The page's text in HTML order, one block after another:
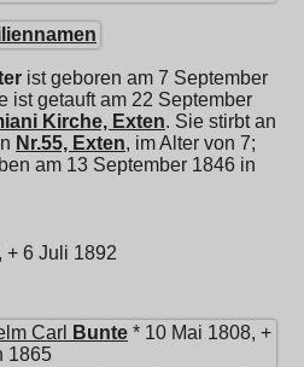
ist geboren am 7 September
ist getauft am 22 September
Kirche, Exten. Sie stirbt an
Nr.55, Exten, im Alter von 7;
am 13 September 1846 in
+ 6 Juli 1892
Carl Bunte * 10 Mai 1808, +
1865